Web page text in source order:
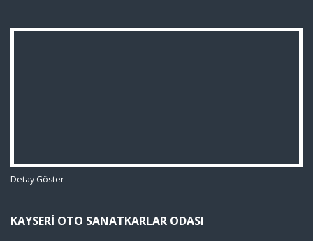
Detay Göster
KAYSERI OTO SANATKARLAR ODASI